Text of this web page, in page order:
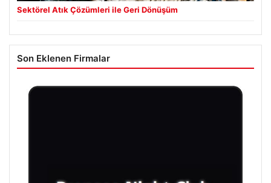
Sektörel Atık Çözümleri ile Geri Dönüşüm
Son Eklenen Firmalar